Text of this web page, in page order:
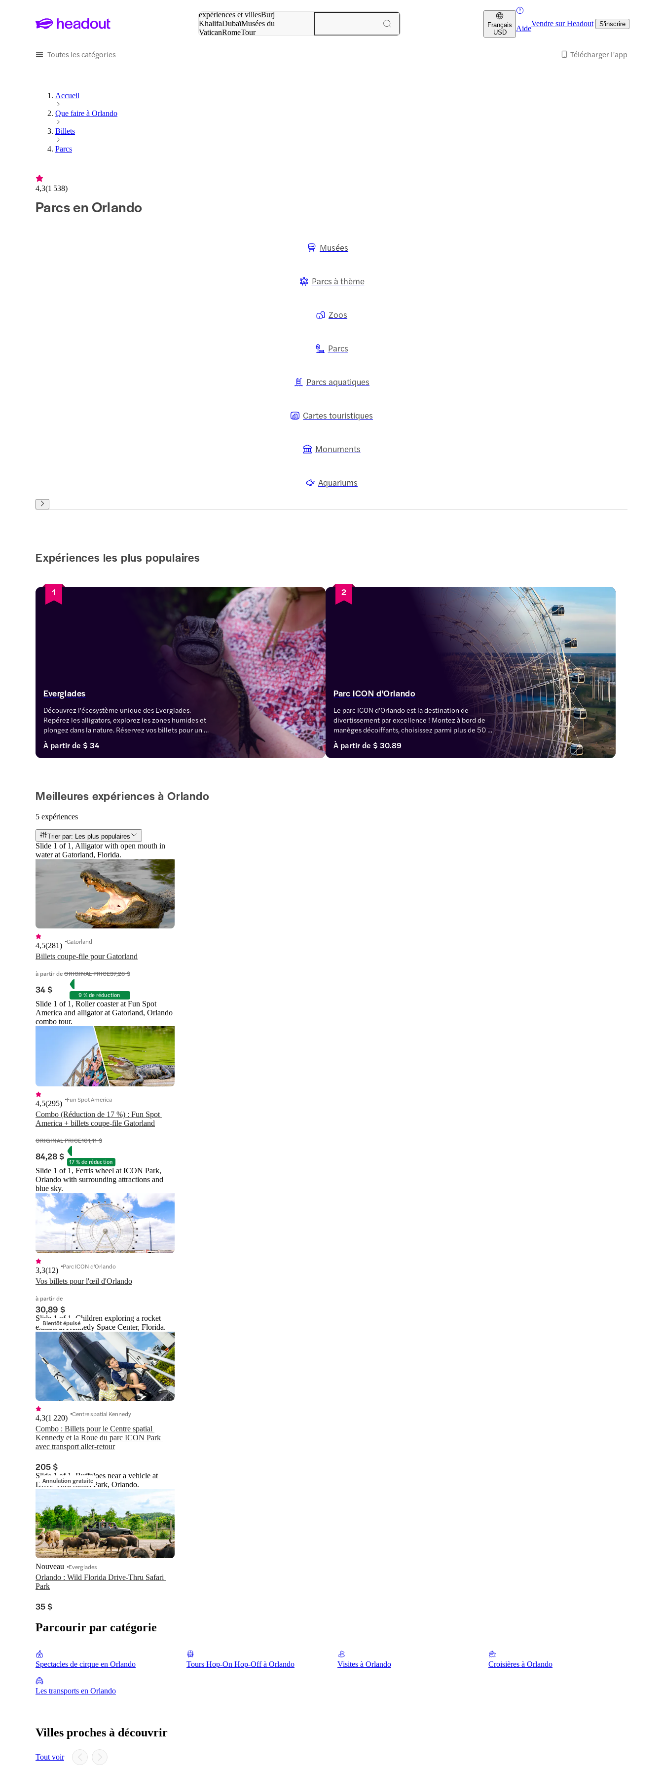
expériences et villesBurj
KhalifaDubaïMusées du
VaticanRomeTour
Français
USD
Aide
Vendre sur Headout S'inscrire
Toutes les catégories Télécharger l’app
Accueil
Que faire à Orlando
Billets
Parcs
4,3(1 538)
Parcs en Orlando
Musées
Parcs à thème
Zoos
Parcs
Parcs aquatiques
Cartes touristiques
Monuments
Aquariums
Expériences les plus populaires
1
Everglades
Découvrez l'écosystème unique des Everglades.
Repérez les alligators, explorez les zones humides et
plongez dans la nature. Réservez vos billets pour un
voyage au cœur de la nature.
À partir de $ 34
2
Parc ICON d'Orlando
Le parc ICON d'Orlando est la destination de
divertissement par excellence ! Montez à bord de
manèges décoiffants, choisissez parmi plus de 50
restaurants et achetez des souvenirs. Réservez des
billets pour le parc Icon d'Orlando pour avoir la chance
de monter sur la roue, de visiter Madame Tussauds ou
À partir de $ 30.89
Meilleures expériences à Orlando
5 expériences
Trier par: Les plus populaires
Slide 1 of 1, Alligator with open mouth in
water at Gatorland, Florida.
Billets coupe-file pour Gatorland
4,5(281) Gatorland
à partir deORIGINAL PRICE37,26 $
34 $ 9 % de réduction
Slide 1 of 1, Roller coaster at Fun Spot
America and alligator at Gatorland, Orlando
combo tour.
Combo (Réduction de 17 %) : Fun Spot
America + billets coupe-file Gatorland
4,5(295) Fun Spot America
ORIGINAL PRICE101,11 $
84,28 $ 17 % de réduction
Slide 1 of 1, Ferris wheel at ICON Park,
Orlando with surrounding attractions and
blue sky.
Vos billets pour l'œil d'Orlando
3,3(12) Parc ICON d'Orlando
à partir de
30,89 $
Bientôt épuisé
Slide 1 of 1, Children exploring a rocket
exhibit at Kennedy Space Center, Florida.
Combo : Billets pour le Centre spatial
Kennedy et la Roue du parc ICON Park
avec transport aller-retour
4,3(1 220) Centre spatial Kennedy
205 $
Annulation gratuite
Slide 1 of 1, Buffaloes near a vehicle at
Drive-Thru Safari Park, Orlando.
Orlando : Wild Florida Drive-Thru Safari
Park
Nouveau Everglades
35 $
Parcourir par catégorie
Spectacles de cirque en Orlando Tours Hop-On Hop-Off à Orlando Visites à Orlando Croisières à Orlando
Les transports en Orlando
Villes proches à découvrir
Tout voir